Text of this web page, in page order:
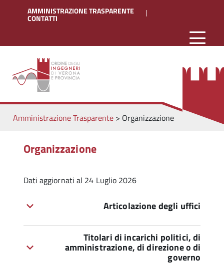
AMMINISTRAZIONE TRASPARENTE
CONTATTI
Amministrazione Trasparente> Organizzazione
Organizzazione
Dati aggiornati al 24 Luglio 2026
Articolazione degli uffici
Titolari di incarichi politici, di
amministrazione, di direzione o di
governo